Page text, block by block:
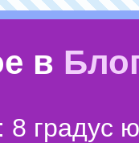
в
8 градус